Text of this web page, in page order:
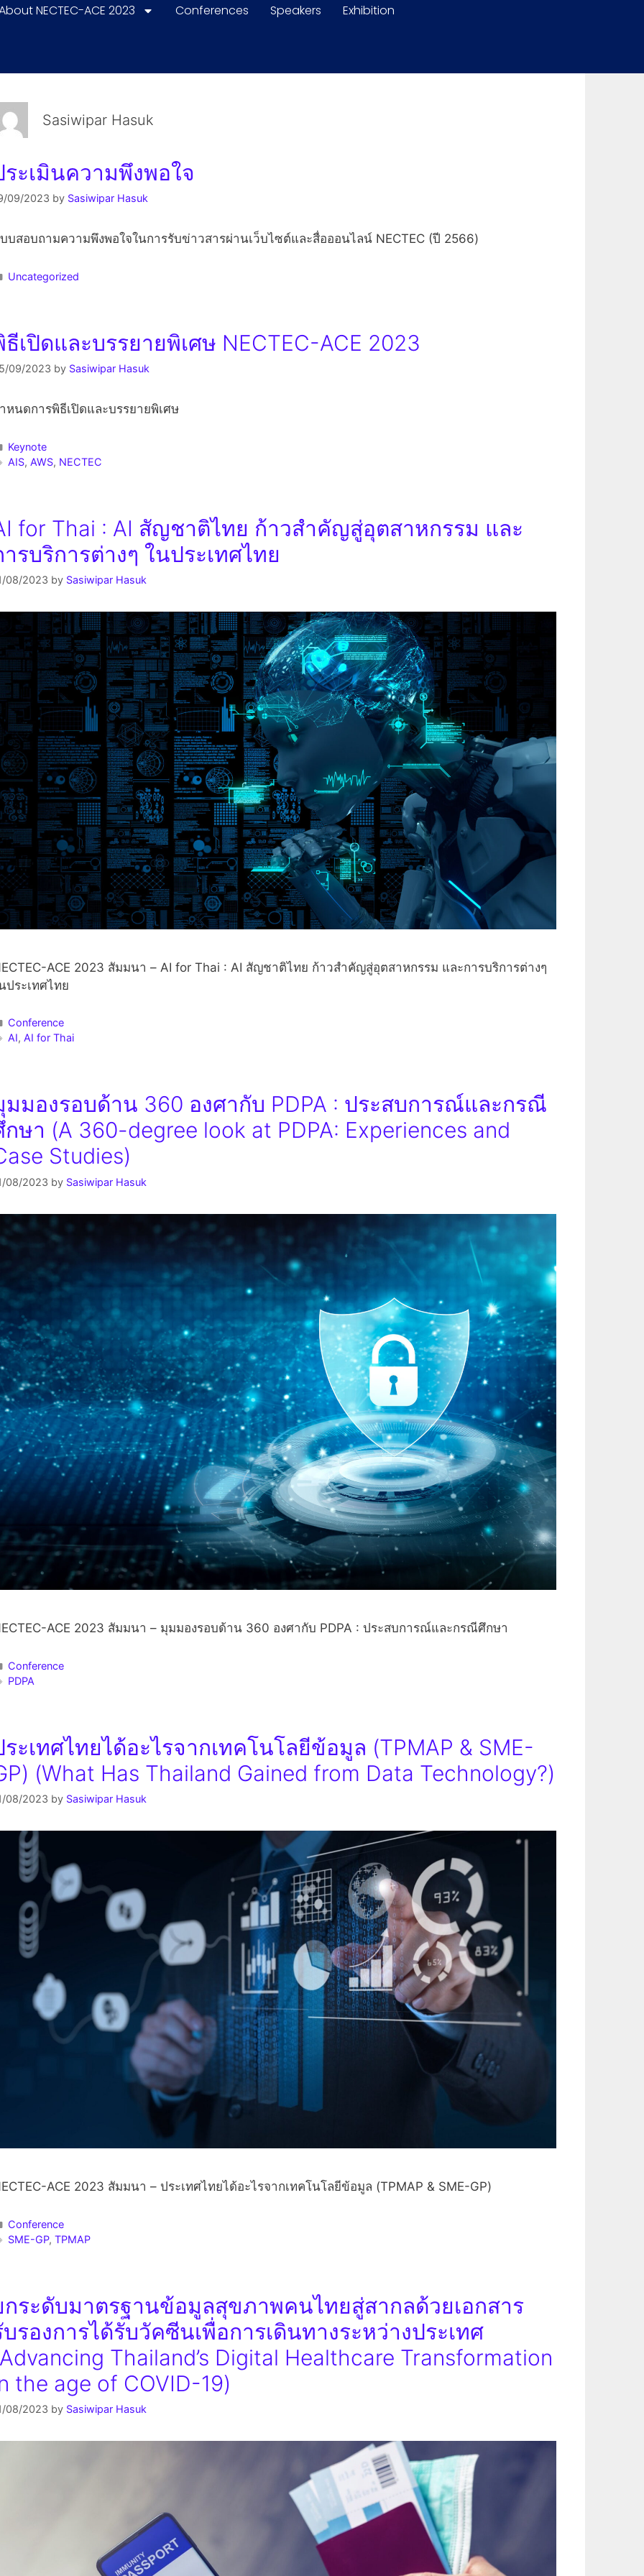
NECTEC-ACE 2023 Conferences Speakers Exhibition
Sasiwipar Hasuk
ะเมินความพึงพอใจ
09/2023 by Sasiwipar Hasuk
บสอบถามความพึงพอใจในการรับข่าวสารผ่านเว็บไซต์และสื่อออนไลน์ NECTEC (ปี 2566)
Uncategorized
เปิดและบรรยายพิเศษ NECTEC-ACE 2023
09/2023 by Sasiwipar Hasuk
หนดการพิธีเปิดและบรรยายพิเศษ
Keynote
AIS, AWS, NECTEC
for Thai : AI สัญชาติไทย ก้าวสำคัญสู่อุตสาหกรรม และ
รบริการต่างๆ ในประเทศไทย
08/2023 by Sasiwipar Hasuk
ACE 2023 สัมมนา – AI for Thai : AI สัญชาติไทย ก้าวสำคัญสู่อุตสาหกรรม และการบริการต่างๆ
ประเทศไทย
Conference
AI, AI for Thai
มมองรอบด้าน 360 องศากับ PDPA : ประสบการณ์และกรณี
ษา (A 360-degree look at PDPA: Experiences and
Studies)
08/2023 by Sasiwipar Hasuk
ACE 2023 สัมมนา – มุมมองรอบด้าน 360 องศากับ PDPA : ประสบการณ์และกรณีศึกษา
Conference
PDPA
ะเทศไทยได้อะไรจากเทคโนโลยีข้อมูล (TPMAP & SME-
(What Has Thailand Gained from Data Technology?)
08/2023 by Sasiwipar Hasuk
ACE 2023 สัมมนา – ประเทศไทยได้อะไรจากเทคโนโลยีข้อมูล (TPMAP & SME-GP)
Conference
SME-GP, TPMAP
กระดับมาตรฐานข้อมูลสุขภาพคนไทยสู่สากลด้วยเอกสาร
รองการได้รับวัคซีนเพื่อการเดินทางระหว่างประเทศ
Thailand’s Digital Healthcare Transformation
the age of COVID-19)
08/2023 by Sasiwipar Hasuk